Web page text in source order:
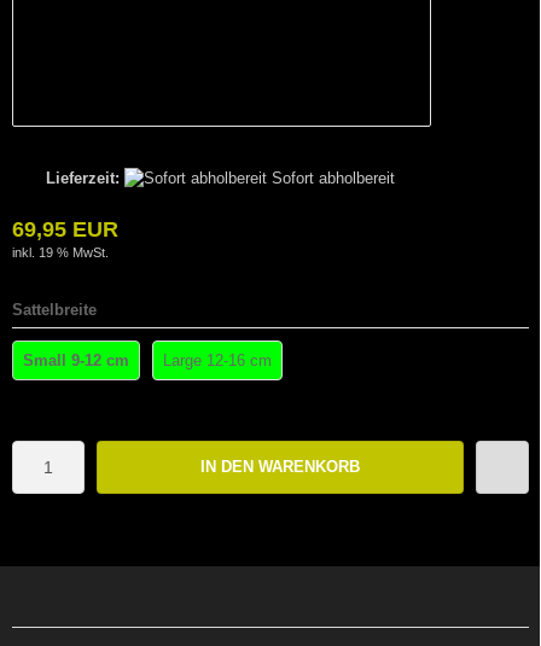
Lieferzeit: Sofort abholbereit
69,95 EUR
inkl. 19 % MwSt.
Sattelbreite
Small 9-12 cm Large 12-16 cm
IN DEN WARENKORB